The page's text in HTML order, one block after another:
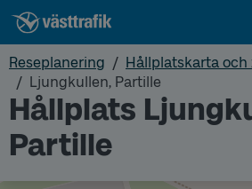
Reseplanering
Hållplatskarta och
Ljungkullen, Partille
Hållplats
Partille